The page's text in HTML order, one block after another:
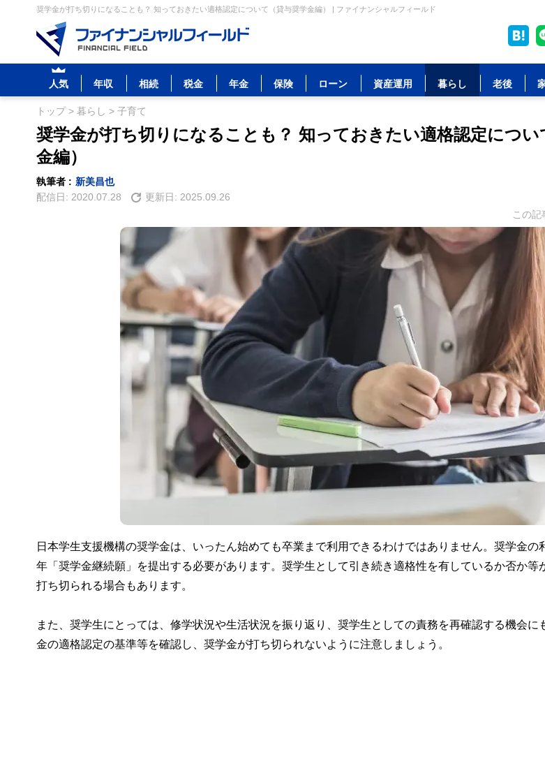
奨学金が打ち切りになることも？ 知っておきたい適格認定について（貸与奨学金編） | ファイナンシャルフィールド
人気 年収 相続 税金 年金 保険 ローン 資産運用 暮らし 老後
トップ> 暮らし > 子育て
奨学金が打ち切りになることも？ 知っておきたい適格認定につい
金編）
執筆者 : 新美昌也
配信日: 2020.07.28 更新日: 2025.09.26
この記
日本学生支援機構の奨学金は、いったん始めても卒業まで利用できるわけではありません。奨学金の
年「奨学金継続願」を提出する必要があります。奨学生として引き続き適格性を有しているか否か等
打ち切られる場合もあります。
また、奨学生にとっては、修学状況や生活状況を振り返り、奨学生としての責務を再確認する機会に
金の適格認定の基準等を確認し、奨学金が打ち切られないように注意しましょう。